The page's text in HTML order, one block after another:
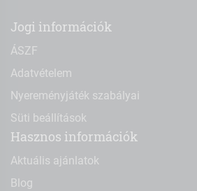
Jogi információk
ÁSZF
Adatvételem
Nyereményjáték szabályai
Süti beállítások
Hasznos információk
Aktuális ajánlatok
Blog